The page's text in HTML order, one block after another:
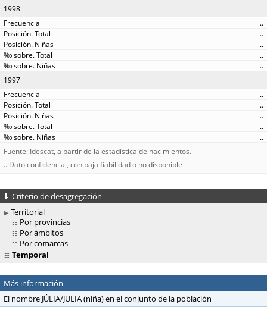
1998
..
..
..
..
..
1997
..
..
..
..
..
Fuente: Idescat, a partir de la estadística de nacimientos.
.. Dato confidencial, con baja fiabilidad o no disponible
Criterio de desagregación
Territorial
Por provincias
Por ámbitos
Por comarcas
Temporal
Más información
El nombre JÚLIA/JULIA (niña) en el conjunto de la población